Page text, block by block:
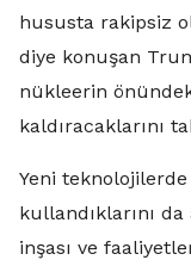
hususta rakipsiz
diye konuşan
nükleerin
kaldıracaklarını
Yeni
kullandıklarını
inşası ve